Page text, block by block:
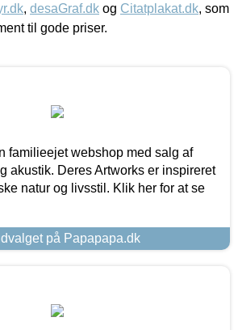
, desaGraf.dk og Citatplakat.dk, som
til gode priser.
familieejet webshop med salg af
akustik. Deres Artworks er inspireret
natur og livsstil. Klik her for at se
på Papapapa.dk